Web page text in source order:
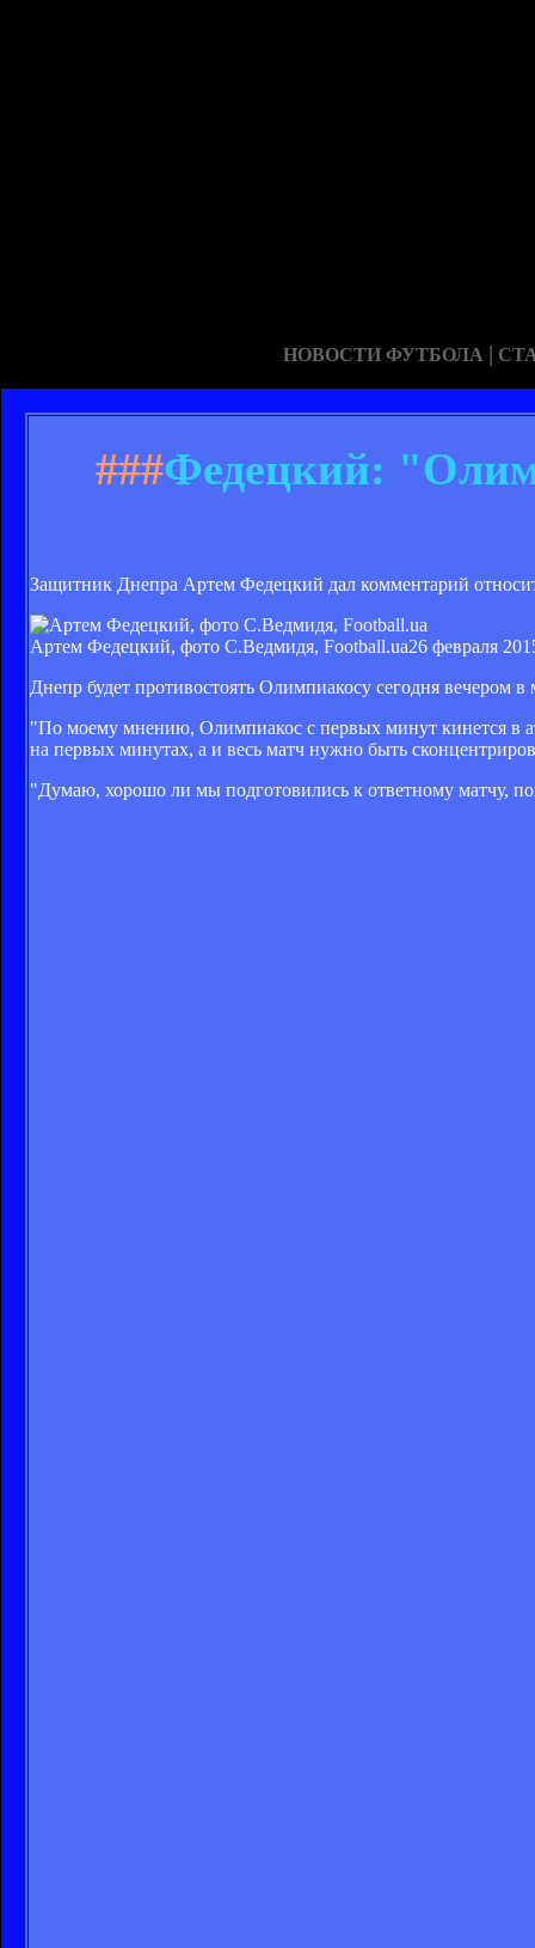
НОВОСТИ ФУТБОЛА |
###Федецкий:
Защитник Днепра Артем Федецкий дал комментарий
Артем Федецкий, фото С.Ведмидя, Football.ua26 февраля
Днепр будет противостоять Олимпиакосу сегодня
"По моему мнению, Олимпиакос с первых минут кинется в
на первых минутах, а и весь матч нужно быть
"Думаю, хорошо ли мы подготовились к ответному матчу,